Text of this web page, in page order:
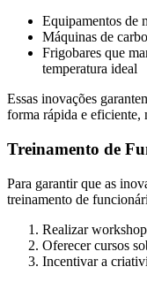
Equipamentos de
Máquinas de
Frigobares que
temperatura ideal
Essas inovações
forma rápida e eficiente,
Treinamento de
Para garantir que as
treinamento de
Realizar
Oferecer cursos
Incentivar a